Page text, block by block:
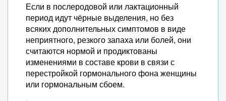
Если в послеродовой или лактационный
период идут чёрные выделения, но без
всяких дополнительных симптомов в виде
неприятного, резкого запаха или болей, они
считаются нормой и продиктованы
изменениями в составе крови в связи с
перестройкой гормонального фона женщины
или гормональным сбоем.